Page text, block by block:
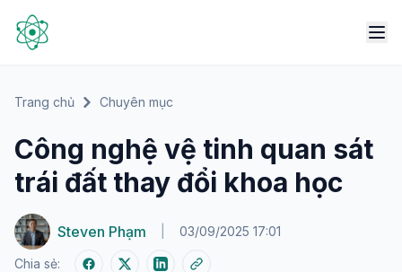
Trang chủ Chuyên mục
Công nghệ vệ tinh quan sát
trái đất thay đổi khoa học
Steven Phạm 03/09/2025 17:01
Chia sẻ: